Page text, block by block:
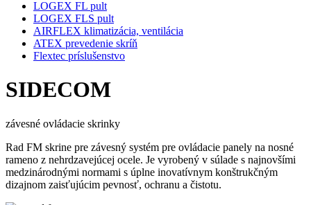
LOGEX FL pult
LOGEX FLS pult
AIRFLEX klimatizácia, ventilácia
ATEX prevedenie skríň
Flextec príslušenstvo
SIDECOM
závesné ovládacie skrinky
Rad FM skrine pre závesný systém pre ovládacie panely na nosné
rameno z nehrdzavejúcej ocele. Je vyrobený v súlade s najnovšími
medzinárodnými normami s úplne inovatívnym konštrukčným
dizajnom zaisťujúcim pevnosť, ochranu a čistotu.